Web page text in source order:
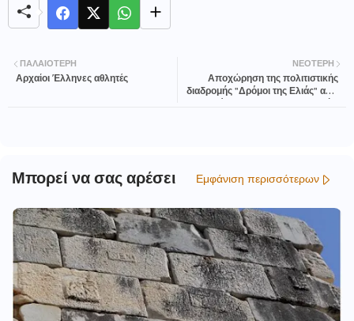
ΝΕΌΤΕΡΗ
Αποχώρηση της πολιτιστικής
διαδρομής "Δρόμοι της Ελιάς" από
ΠΑΛΑΙΌΤΕΡΗ
Αρχαίοι Έλληνες αθλητές
Μπορεί να σας αρέσει Εμφάνιση περισσότερων